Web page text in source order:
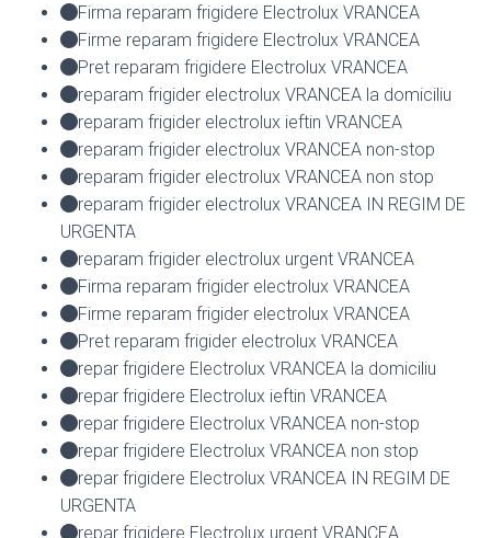
Firma reparam frigidere Electrolux VRANCEA
Firme reparam frigidere Electrolux VRANCEA
Pret reparam frigidere Electrolux VRANCEA
reparam frigider electrolux VRANCEA la domiciliu
reparam frigider electrolux ieftin VRANCEA
reparam frigider electrolux VRANCEA non-stop
reparam frigider electrolux VRANCEA non stop
reparam frigider electrolux VRANCEA IN REGIM DE
URGENTA
reparam frigider electrolux urgent VRANCEA
Firma reparam frigider electrolux VRANCEA
Firme reparam frigider electrolux VRANCEA
Pret reparam frigider electrolux VRANCEA
repar frigidere Electrolux VRANCEA la domiciliu
repar frigidere Electrolux ieftin VRANCEA
repar frigidere Electrolux VRANCEA non-stop
repar frigidere Electrolux VRANCEA non stop
repar frigidere Electrolux VRANCEA IN REGIM DE
URGENTA
repar frigidere Electrolux urgent VRANCEA